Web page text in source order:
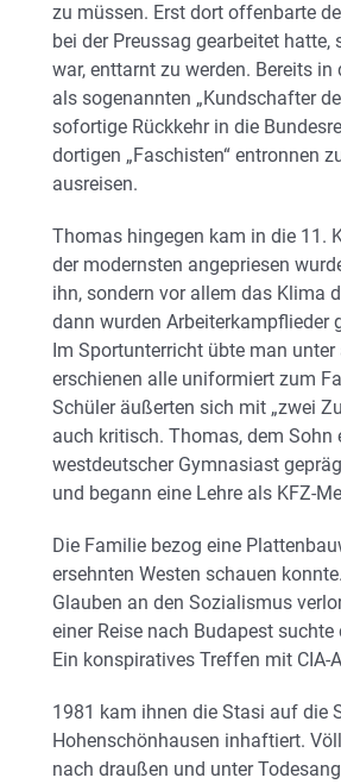
zu müssen. Erst dort offenbarte
bei der Preussag gearbeitet
war, enttarnt zu werden. Bereits
als sogenannten „Kundschafter
sofortige Rückkehr in die
dortigen „Faschisten“ entronnen
ausreisen.
Thomas hingegen kam in die 11.
der modernsten angepriesen
ihn, sondern vor allem das Klima
dann wurden Arbeiterkampflieder
Im Sportunterricht übte man
erschienen alle uniformiert zum
Schüler äußerten sich mit „zwei
auch kritisch. Thomas, dem
westdeutscher Gymnasiast
und begann eine Lehre als KFZ-
Die Familie bezog eine
ersehnten Westen schauen
Glauben an den Sozialismus
einer Reise nach Budapest
Ein konspiratives Treffen mit
1981 kam ihnen die Stasi auf die
Hohenschönhausen inhaftiert.
nach draußen und unter